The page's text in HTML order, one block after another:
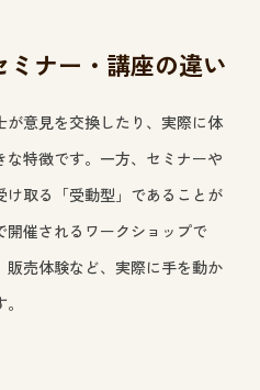
ナー・講座の違い
が意見を交換したり、実際に体
特徴です。一方、セミナーや
取る「受動型」であることが
催されるワークショップで
販売体験など、実際に手を動か